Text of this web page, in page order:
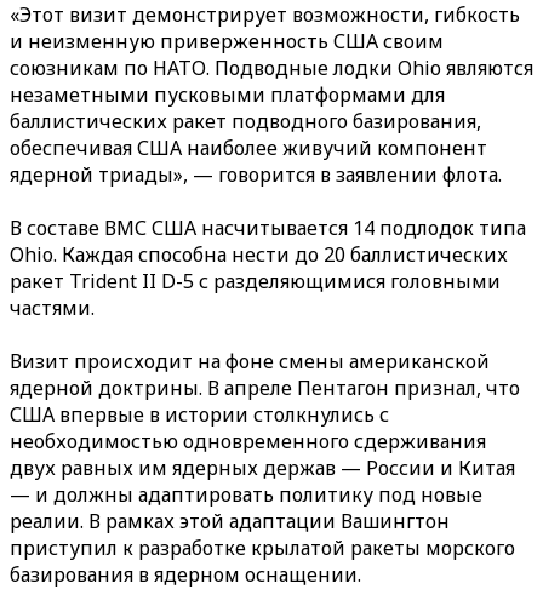
«Этот визит демонстрирует возможности, гибкость
и неизменную приверженность США своим
союзникам по НАТО. Подводные лодки Ohio являются
незаметными пусковыми платформами для
баллистических ракет подводного базирования,
обеспечивая США наиболее живучий компонент
ядерной триады», — говорится в заявлении флота.
В составе ВМС США насчитывается 14 подлодок типа
Ohio. Каждая способна нести до 20 баллистических
ракет Trident II D-5 с разделяющимися головными
частями.
Визит происходит на фоне смены американской
ядерной доктрины. В апреле Пентагон признал, что
США впервые в истории столкнулись с
необходимостью одновременного сдерживания
двух равных им ядерных держав — России и Китая
— и должны адаптировать политику под новые
реалии. В рамках этой адаптации Вашингтон
приступил к разработке крылатой ракеты морского
базирования в ядерном оснащении.